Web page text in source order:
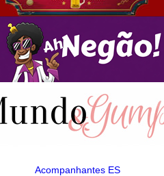
Acompanhantes ES